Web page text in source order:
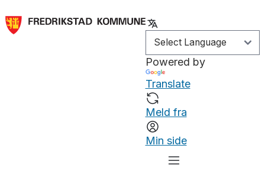
Powered by
Translate
Meld fra
Min side